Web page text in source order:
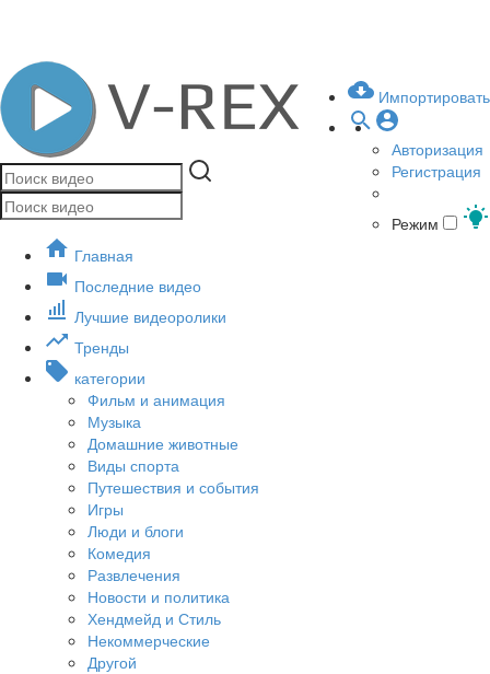
Импортировать
Авторизация
Регистрация
Режим
Главная
Последние видео
Лучшие видеоролики
Тренды
категории
Фильм и анимация
Музыка
Домашние животные
Виды спорта
Путешествия и события
Игры
Люди и блоги
Комедия
Развлечения
Новости и политика
Хендмейд и Стиль
Некоммерческие
Другой